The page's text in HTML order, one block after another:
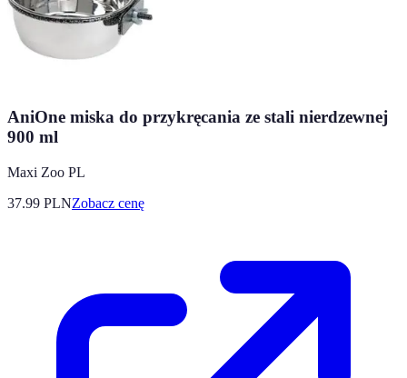
AniOne miska do przykręcania ze stali nierdzewnej
900 ml
Maxi Zoo PL
37.99 PLNZobacz cenę